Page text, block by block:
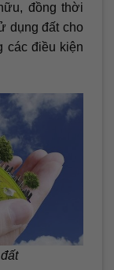
đồng thời
dụng đất cho
các điều kiện